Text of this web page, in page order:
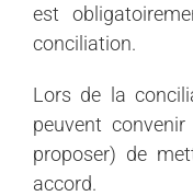
est
conciliation.
Lors de la
peuvent
proposer) de
accord.